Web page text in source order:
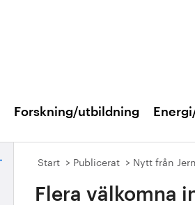
Forskning/utbildning
Start Publicerat Nytt från
Flera välkomna